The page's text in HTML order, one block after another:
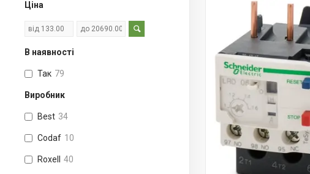
Ціна
В наявності
Так 79
Виробник
Best 34
Codaf 10
Roxell 40